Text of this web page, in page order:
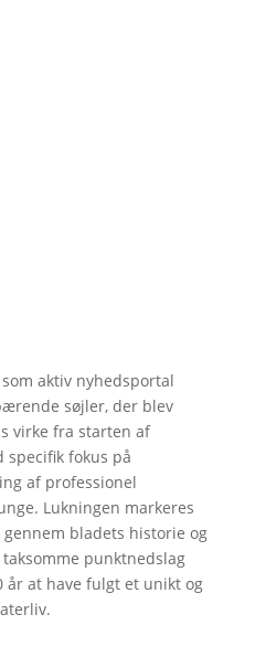
aktiv nyhedsportal
søjler, der blev
virke fra starten af
specifik fokus på
af professionel
Lukningen markeres
bladets historie og
punktnedslag
at have fulgt et unikt og